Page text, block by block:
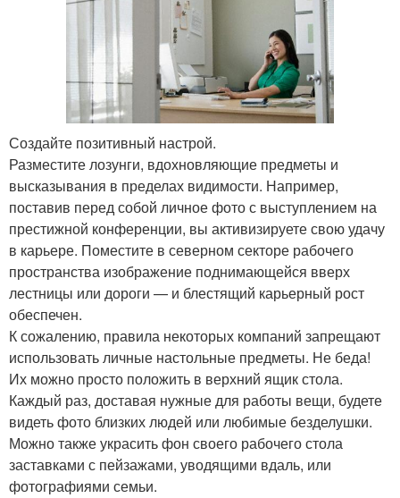
Создайте позитивный настрой.
Разместите лозунги, вдохновляющие предметы и
высказывания в пределах видимости. Например,
поставив перед собой личное фото с выступлением на
престижной конференции, вы активизируете свою удачу
в карьере. Поместите в северном секторе рабочего
пространства изображение поднимающейся вверх
лестницы или дороги — и блестящий карьерный рост
обеспечен.
К сожалению, правила некоторых компаний запрещают
использовать личные настольные предметы. Не беда!
Их можно просто положить в верхний ящик стола.
Каждый раз, доставая нужные для работы вещи, будете
видеть фото близких людей или любимые безделушки.
Можно также украсить фон своего рабочего стола
заставками с пейзажами, уводящими вдаль, или
фотографиями семьи.